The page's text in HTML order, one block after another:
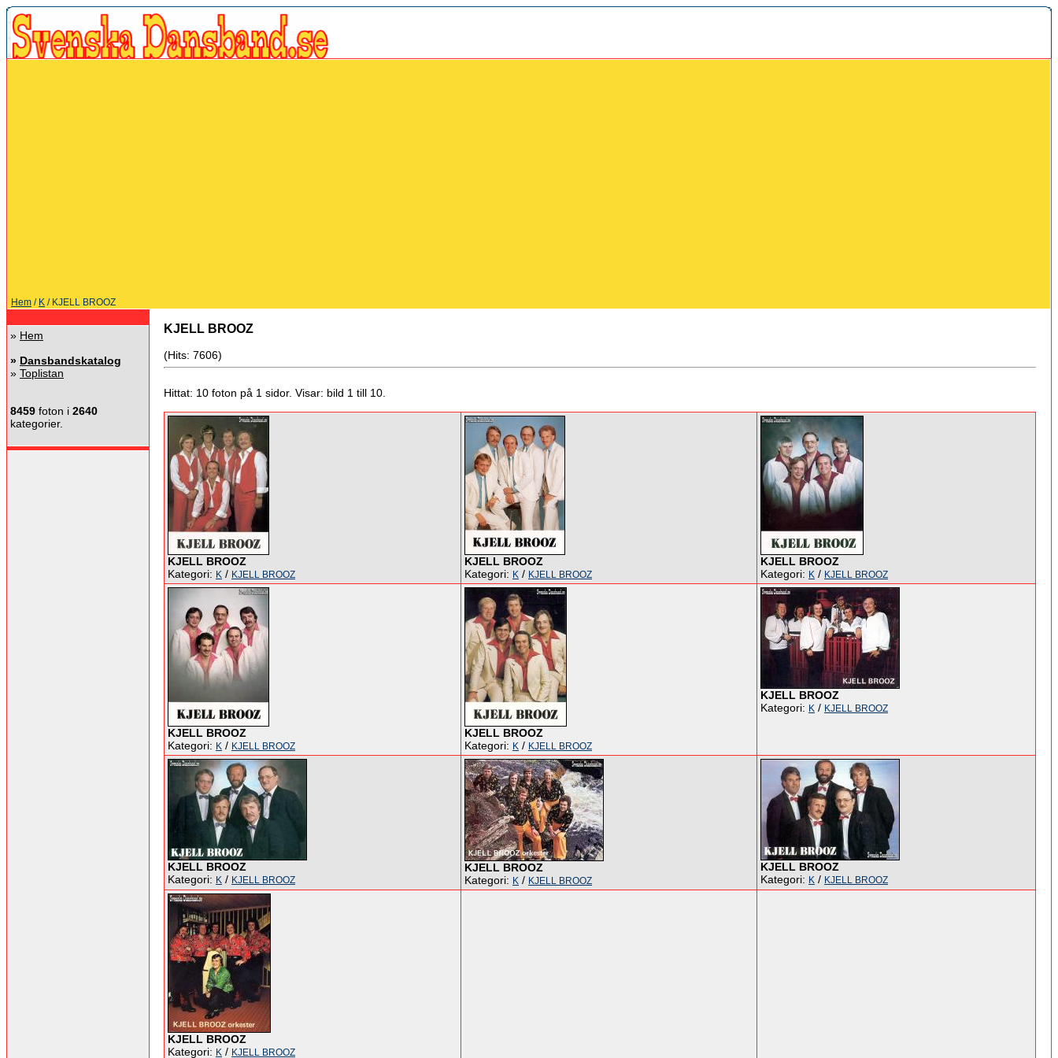
Hem / K / KJELL BROOZ
» Hem
» Dansbandskatalog
» Toplistan
8459 foton i 2640
kategorier.
KJELL BROOZ
(Hits: 7606)
Hittat: 10 foton på 1 sidor. Visar: bild 1 till 10.
KJELL BROOZ
Kategori: K / KJELL BROOZ
KJELL BROOZ
Kategori: K / KJELL BROOZ
KJELL BROOZ
Kategori: K / KJELL BROOZ
KJELL BROOZ
Kategori: K / KJELL BROOZ
KJELL BROOZ
Kategori: K / KJELL BROOZ
KJELL BROOZ
Kategori: K / KJELL BROOZ
KJELL BROOZ
Kategori: K / KJELL BROOZ
KJELL BROOZ
Kategori: K / KJELL BROOZ
KJELL BROOZ
Kategori: K / KJELL BROOZ
KJELL BROOZ
Kategori: K / KJELL BROOZ